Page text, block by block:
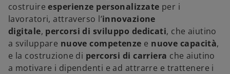
costruireesperienze personalizzate per i
lavoratori, attraverso l’innovazione
digitale, percorsi di sviluppo dedicati, che aiutino
a sviluppare nuove competenze e nuove capacità,
e la costruzione di percorsi di carriera che aiutino
a motivare i dipendenti e ad attrarre e trattenere i